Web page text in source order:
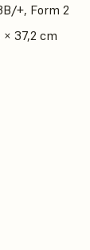
+, Form 2
37,2 cm